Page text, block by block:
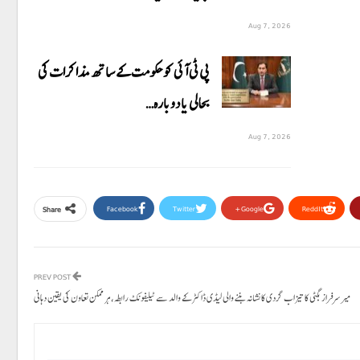
Aug 7, 2026
پی ٹی آئی کو حکومت کے ساتھ مذاکرات کی
بحالی یا دوبارہ…
Aug 7, 2026
Share Facebook Twitter Google+ ReddIt
میر سرفراز بگٹی کا تیزاب گردی کا نشانہ بننے والی لیڈی ڈاکٹر کے والد سے ٹیلیفونک رابطہ، ہر ممکن تعاون کی یقین دہانی